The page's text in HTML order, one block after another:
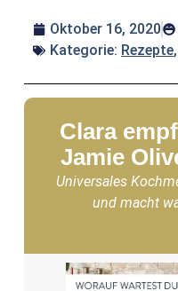
Oktober 16, 2020
Kategorie: Rezepte,
Clara
Jamie
Universales
und macht